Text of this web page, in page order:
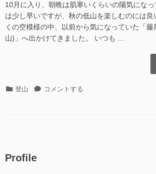
10月に入り、朝晩は肌寒いくらいの陽気にな
は少し早いですが、秋の低山を楽しむのには良
くの空模様の中、以前から気になっていた「
山)」へ出かけてきました。 いつも …
カ 登山
藤
コメントする
Profile